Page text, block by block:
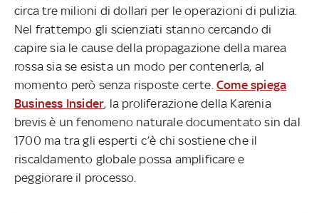
circa tre milioni di dollari per le operazioni di pulizia.
Nel frattempo gli scienziati stanno cercando di
capire sia le cause della propagazione della marea
rossa sia se esista un modo per contenerla, al
momento però senza risposte certe. Come spiega
Business Insider, la proliferazione della Karenia
brevis è un fenomeno naturale documentato sin dal
1700 ma tra gli esperti c’è chi sostiene che il
riscaldamento globale possa amplificare e
peggiorare il processo.